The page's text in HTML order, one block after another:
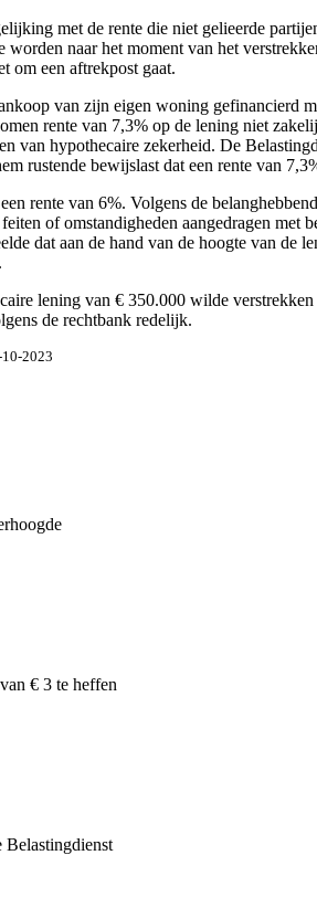
met de rente die niet gelieerde
naar het moment van het
om een aftrekpost gaat.
van zijn eigen woning gefinancierd
rente van 7,3% op de lening niet
van hypothecaire zekerheid. De
rustende bewijslast dat een rente van
rente van 6%. Volgens de
of omstandigheden aangedragen
dat aan de hand van de hoogte van
lening van € 350.000 wilde
de rechtbank redelijk.
2023
€ 3 te heffen
Belastingdienst